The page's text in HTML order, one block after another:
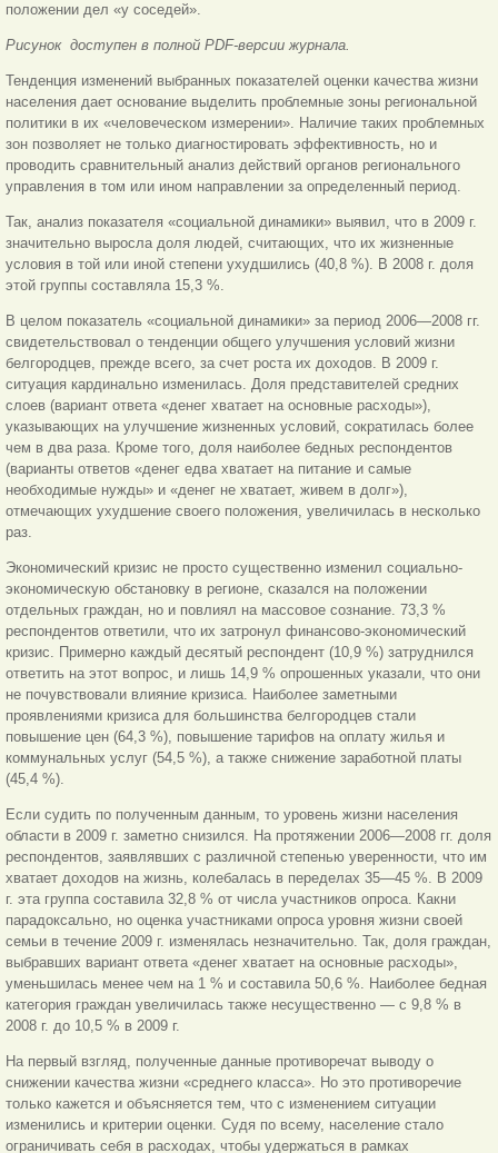
положении дел «у соседей».
Рисунок доступен в полной PDF-версии журнала.
Тенденция изменений выбранных показателей оценки качества жизни
населения дает основание выделить проблемные зоны региональной
политики в их «человеческом измерении». Наличие таких проблемных
зон позволяет не только диагностировать эффективность, но и
проводить сравнительный анализ действий органов регионального
управления в том или ином направлении за определенный период.
Так, анализ показателя «социальной динамики» выявил, что в 2009 г.
значительно выросла доля людей, считающих, что их жизненные
условия в той или иной степени ухудшились (40,8 %). В 2008 г. доля
этой группы составляла 15,3 %.
В целом показатель «социальной динамики» за период 2006—2008 гг.
свидетельствовал о тенденции общего улучшения условий жизни
белгородцев, прежде всего, за счет роста их доходов. В 2009 г.
ситуация кардинально изменилась. Доля представителей средних
слоев (вариант ответа «денег хватает на основные расходы»),
указывающих на улучшение жизненных условий, сократилась более
чем в два раза. Кроме того, доля наиболее бедных респондентов
(варианты ответов «денег едва хватает на питание и самые
необходимые нужды» и «денег не хватает, живем в долг»),
отмечающих ухудшение своего положения, увеличилась в несколько
раз.
Экономический кризис не просто существенно изменил социально-
экономическую обстановку в регионе, сказался на положении
отдельных граждан, но и повлиял на массовое сознание. 73,3 %
респондентов ответили, что их затронул финансово-экономический
кризис. Примерно каждый десятый респондент (10,9 %) затруднился
ответить на этот вопрос, и лишь 14,9 % опрошенных указали, что они
не почувствовали влияние кризиса. Наиболее заметными
проявлениями кризиса для большинства белгородцев стали
повышение цен (64,3 %), повышение тарифов на оплату жилья и
коммунальных услуг (54,5 %), а также снижение заработной платы
(45,4 %).
Если судить по полученным данным, то уровень жизни населения
области в 2009 г. заметно снизился. На протяжении 2006—2008 гг. доля
респондентов, заявлявших с различной степенью уверенности, что им
хватает доходов на жизнь, колебалась в переделах 35—45 %. В 2009
г. эта группа составила 32,8 % от числа участников опроса. Какни
парадоксально, но оценка участниками опроса уровня жизни своей
семьи в течение 2009 г. изменялась незначительно. Так, доля граждан,
выбравших вариант ответа «денег хватает на основные расходы»,
уменьшилась менее чем на 1 % и составила 50,6 %. Наиболее бедная
категория граждан увеличилась также несущественно — с 9,8 % в
2008 г. до 10,5 % в 2009 г.
На первый взгляд, полученные данные противоречат выводу о
снижении качества жизни «среднего класса». Но это противоречие
только кажется и объясняется тем, что с изменением ситуации
изменились и критерии оценки. Судя по всему, население стало
ограничивать себя в расходах, чтобы удержаться в рамках